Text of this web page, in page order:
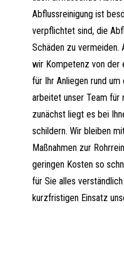
Abflussreinigung ist
verpflichtet sind, die
Schäden zu vermeiden.
wir Kompetenz von der
für Ihr Anliegen rund um
arbeitet unser Team für
zunächst liegt es bei
schildern. Wir bleiben
Maßnahmen zur
geringen Kosten so
für Sie alles
kurzfristigen Einsatz